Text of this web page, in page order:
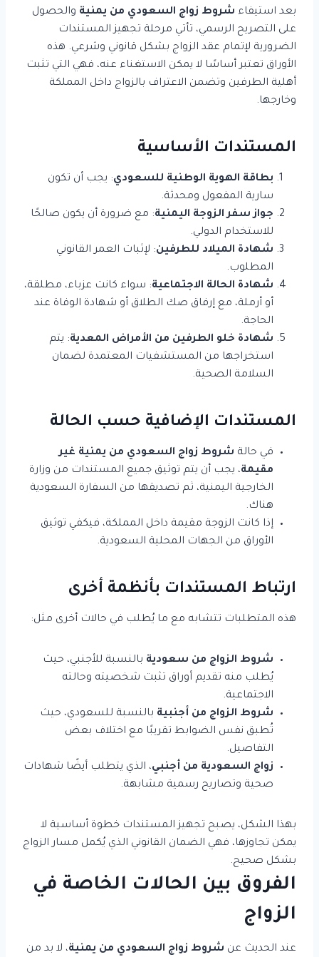
بعد استيفاء شروط زواج السعودي من يمنية والحصول
على التصريح الرسمي، تأتي مرحلة تجهيز المستندات
الضرورية لإتمام عقد الزواج بشكل قانوني وشرعي. هذه
الأوراق تعتبر أساسًا لا يمكن الاستغناء عنه، فهي التي تثبت
أهلية الطرفين وتضمن الاعتراف بالزواج داخل المملكة
وخارجها.
المستندات الأساسية
بطاقة الهوية الوطنية للسعودي: يجب أن تكون
سارية المفعول ومحدثة.
جواز سفر الزوجة اليمنية: مع ضرورة أن يكون صالحًا
للاستخدام الدولي.
شهادة الميلاد للطرفين: لإثبات العمر القانوني
المطلوب.
شهادة الحالة الاجتماعية: سواء كانت عزباء، مطلقة،
أو أرملة، مع إرفاق صك الطلاق أو شهادة الوفاة عند
الحاجة.
شهادة خلو الطرفين من الأمراض المعدية: يتم
استخراجها من المستشفيات المعتمدة لضمان
السلامة الصحية.
المستندات الإضافية حسب الحالة
في حالة شروط زواج السعودي من يمنية غير
مقيمة، يجب أن يتم توثيق جميع المستندات من وزارة
الخارجية اليمنية، ثم تصديقها من السفارة السعودية
هناك.
إذا كانت الزوجة مقيمة داخل المملكة، فيكفي توثيق
الأوراق من الجهات المحلية السعودية.
ارتباط المستندات بأنظمة أخرى
هذه المتطلبات تتشابه مع ما يُطلب في حالات أخرى مثل:
شروط الزواج من سعودية بالنسبة للأجنبي، حيث
يُطلب منه تقديم أوراق تثبت شخصيته وحالته
الاجتماعية.
شروط الزواج من أجنبية بالنسبة للسعودي، حيث
تُطبق نفس الضوابط تقريبًا مع اختلاف بعض
التفاصيل.
زواج السعودية من أجنبي، الذي يتطلب أيضًا شهادات
صحية وتصاريح رسمية مشابهة.
بهذا الشكل، يصبح تجهيز المستندات خطوة أساسية لا
يمكن تجاوزها، فهي الضمان القانوني الذي يُكمل مسار الزواج
بشكل صحيح.
الفروق بين الحالات الخاصة في
الزواج
عند الحديث عن شروط زواج السعودي من يمنية، لا بد من